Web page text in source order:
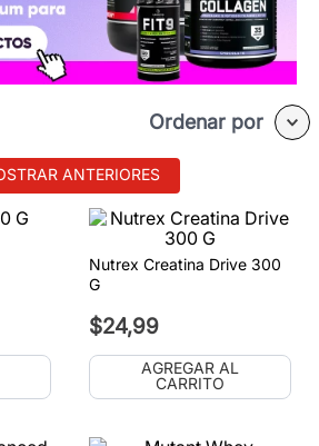
Ordenar por
ANTERIORES
Nutrex Creatina Drive 300
G
$24,99
AGREGAR AL
CARRITO